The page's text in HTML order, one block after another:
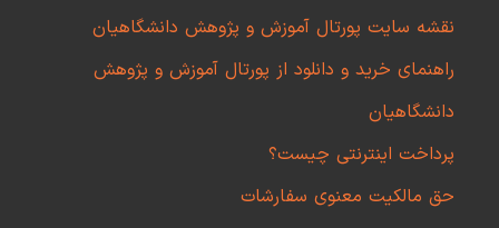
نقشه سایت پورتال آموزش و پژوهش دانشگاهیان
راهنمای خرید و دانلود از پورتال آموزش و پژوهش
دانشگاهیان
پرداخت اینترنتی چیست؟
حق مالکیت معنوی سفارشات